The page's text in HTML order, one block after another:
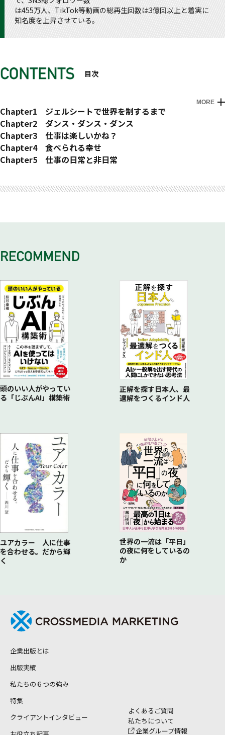
は455万人、TikTok等動画の総再生回数は3億回以上と着実に
知名度を上昇させている。
目次
MORE
キャラクター紹介
本書の読み方
Chapter1 ジェルシートで世界を制するまで
社長にジェルシートを投げるいたずら①
社長にジェルシートを投げるいたずら
インドネシア（なんで？）
連続音ハメ（国旗編）
ginjiroコラボ
ソニックコラボ
連続音ハメ（キャラクター編）
ポケモンサトシ引退
TONIKAKU
グリマス
ケン（KEN）
Column1 警備って種類があるの知ってる？
Chapter2 ダンス・ダンス・ダンス
臨時ボーナス
警備員女子
ホリケンダンス
スーパーマリオダンス
おじさんのR指定ダンス
絶対に成功させようね
Column2 警備員に特別な権限は与えられていない
Chapter3 仕事は楽しいかね？
課長、ありがとう
家に帰るまでが社交辞令
時間には切り上げます
退職覚悟のお願い
飛行機遊び
ストリートスナップ
Column3 警備員になるために入社時に必要な書類
Chapter4 食べられる幸せ
棺桶ダンス
ゴマ団子
オムライスのプロが来た
背徳のコンビニ飯
Chapter5 仕事の日常と非日常
自己紹介
回線速度の違い
領収書が捨てられる
社長だいしゅき選手権
モノマネ選手権
部長に本音（嘘）を言ってみる
卵を取るゲームをやってみる
笑ってはいけない
社会人あるある
警備会社の採用あるある
社長を投げたら怒られた
会社にあるものでクリスマスツリー
Column5 警備業はずっと人手不足
ト
頭のいい人がやってい
る「じぶんAI」構築術
正解を探す日本人、最
適解をつくるインド人
ユアカラー 人に仕事
を合わせる。だから輝
く
世界の一流は「平日」
の夜に何をしているの
か
企業出版とは
出版実績
私たちの６つの強み
特集
クライアントインタビュー
よくあるご質問
私たちについて
企業グループ情報